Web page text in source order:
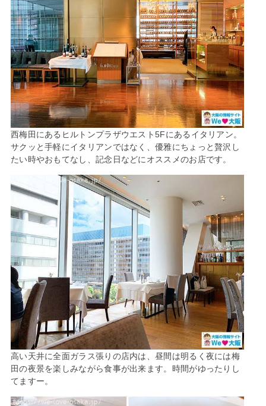
西梅田にあるヒルトンプラザウエスト5Fにあるイタリアン。
サクッと手軽にイタリアンではなく、優雅にちょっと贅沢し
たい時やおもてなし、記念日などにオススメのお店です。
高い天井に全面ガラス張りの店内は、昼間は明るく夜には梅
田の夜景を楽しみながら食事が出来ます。時間がゆったりし
てますー。